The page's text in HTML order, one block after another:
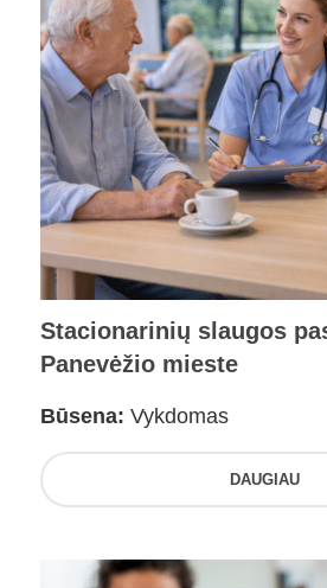
Stacionarinių slaugos
Panevėžio mieste
Būsena: Vykdomas
DAUGIAU